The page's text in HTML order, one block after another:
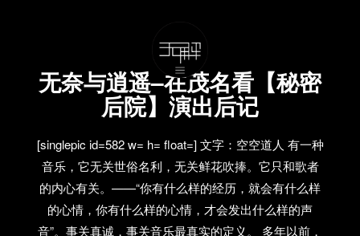
无奈与逍遥–在茂名看【秘密
后院】演出后记
[singlepic id=582 w= h= float=] 文字：空空道人 有一种
音乐，它无关世俗名利，无关鲜花吹捧。它只和歌者
的内心有关。——“你有什么样的经历，就会有什么样
的心情，你有什么样的心情，才会发出什么样的声
音”。事关真诚，事关音乐最真实的定义。 多年以前，